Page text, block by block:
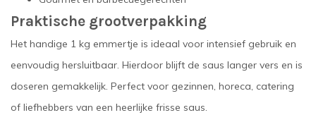
Praktische grootverpakking
Het handige 1 kg emmertje is ideaal voor intensief gebruik en
eenvoudig hersluitbaar. Hierdoor blijft de saus langer vers en is
doseren gemakkelijk. Perfect voor gezinnen, horeca, catering
of liefhebbers van een heerlijke frisse saus.